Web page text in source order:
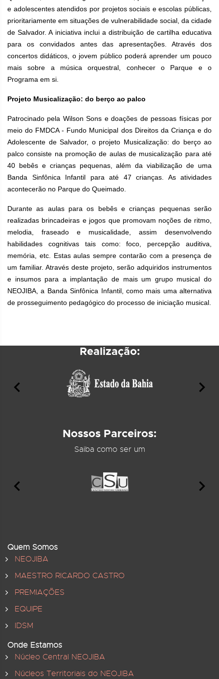
e adolescentes atendidos por projetos sociais e escolas públicas,
prioritariamente em situações de vulnerabilidade social, da cidade
de Salvador. A iniciativa inclui a distribuição de cartilha educativa
para os convidados antes das apresentações. Através dos
concertos didáticos, o jovem público poderá aprender um pouco
mais sobre a música orquestral, conhecer o Parque e o
Programa em si.
Projeto Musicalização: do berço ao palco
Patrocinado pela Wilson Sons e doações de pessoas físicas por
meio do FMDCA - Fundo Municipal dos Direitos da Criança e do
Adolescente de Salvador, o projeto Musicalização: do berço ao
palco consiste na promoção de aulas de musicalização para até
40 bebês e crianças pequenas, além da viabilização de uma
Banda Sinfônica Infantil para até 47 crianças. As atividades
acontecerão no Parque do Queimado.
Durante as aulas para os bebês e crianças pequenas serão
realizadas brincadeiras e jogos que promovam noções de ritmo,
melodia, fraseado e musicalidade, assim desenvolvendo
habilidades cognitivas tais como: foco, percepção auditiva,
memória, etc. Estas aulas sempre contarão com a presença de
um familiar. Através deste projeto, serão adquiridos instrumentos
e insumos para a implantação de mais um grupo musical do
NEOJIBA, a Banda Sinfônica Infantil, como mais uma alternativa
de prosseguimento pedagógico do processo de iniciação musical.
Realização:
Nossos Parceiros:
Saiba como ser um
Quem Somos
NEOJIBA
MAESTRO RICARDO CASTRO
PREMIAÇÕES
EQUIPE
IDSM
Onde Estamos
Núcleo Central NEOJIBA
Núcleos Territoriais do NEOJIBA